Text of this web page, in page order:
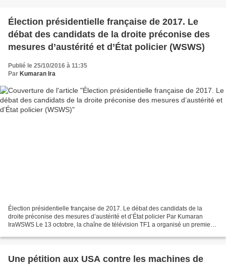
Élection présidentielle française de 2017. Le
débat des candidats de la droite préconise des
mesures d’austérité et d’État policier (WSWS)
Publié le 25/10/2016 à 11:35
Par Kumaran Ira
Élection présidentielle française de 2017. Le débat des candidats de la
droite préconise des mesures d’austérité et d’État policier Par Kumaran
IraWSWS Le 13 octobre, la chaîne de télévision TF1 a organisé un premier
Une pétition aux USA contre les machines de